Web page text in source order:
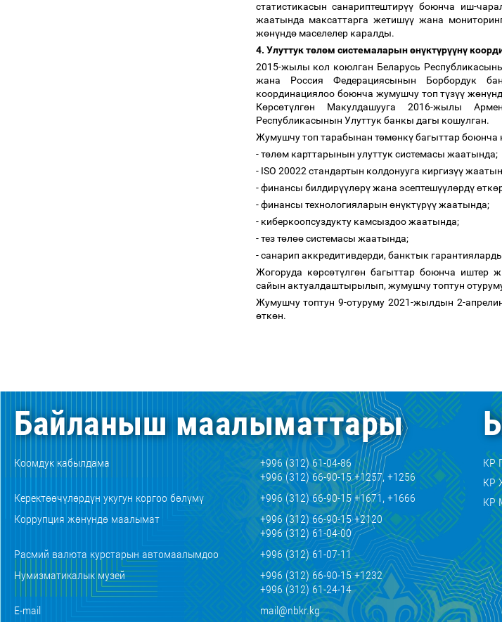
статистикасын санариптештирүү боюнча иш-
жаатында максаттарга жетишүү жана
жөнүндөмаселелер каралды.
4. Улуттук төлөм системаларынөнүктүрүүнү
2015-жылы кол коюлган Беларусь
жана Россия Федерациясынын Борбордук
координациялоо боюнча жумушчу топ түзүү жөнү
Көрсөтүлгөн Макулдашууга 2016-жылы
Республикасынын Улуттук банкы дагы кошулган.
Жумушчу топ тарабынан төмөнкүбагыттар боюнча
- төлөм карттарынын улуттук системасы жаатында;
- ISO 20022 стандартын колдонууга киргизүү
- финансы билдирүүлөрүжана эсептешүүлөрдү өткө
- финансы технологияларын өнүктүрүүжаатында;
- киберкоопсуздукту камсыздоо жаатында;
- тез төлөөсистемасы жаатында;
- санарип аккредитивдерди, банктык
Жогоруда көрсөтүлгөн багыттар боюнча иштер
сайын актуалдаштырылып, жумушчу топтун
Жумушчу топтун 9-отуруму 2021-жылдын 2-
өткөн.
Байланыш маалыматтары
Коомдук кабылдама
+996 (312) 61-04-86
+996 (312) 66-90-15 +1257, +1256
Керектөөчүлөрдүн укугун коргоо бөлүмү
+996 (312) 66-90-15 +1671, +1666
Коррупция жөнүндө маалымат
+996 (312) 66-90-15 +2120
+996 (312) 61-04-00
Расмий валюта курстарын автомаалымдоо
+996 (312) 61-07-11
Нумизматикалык музей
+996 (312) 66-90-15 +1232
+996 (312) 61-24-14
E-mail
mail@nbkr.kg
КР
КР
КР